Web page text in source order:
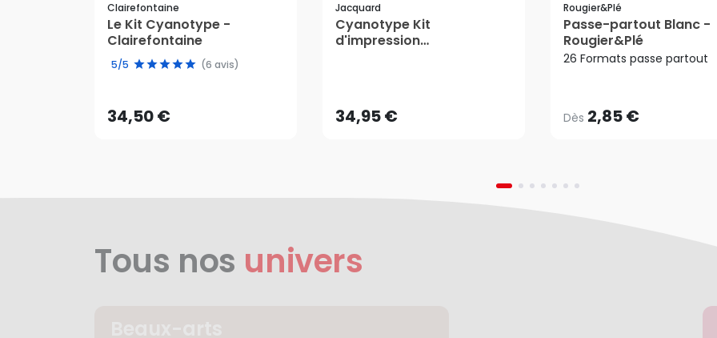
Clairefontaine
Le Kit Cyanotype -
Clairefontaine
5/5 (6 avis)
34,50 €
34,50 €
AJOUTER AU PANIER
Jacquard
Cyanotype Kit
d'impression
34,95 €AJOUTER AU PANIER
Rougier&plé
Passe-partout Blanc -
Rougier&Plé
26 Formats passe partout
Dès 2,85 €
Dès2,85 €
Tous nos univers